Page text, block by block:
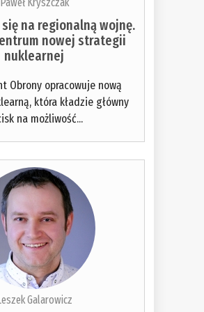
się na regionalną wojnę.
nowej strategii
nuklearnej
Obrony opracowuje nową
która kładzie główny
na możliwość...
Galarowicz